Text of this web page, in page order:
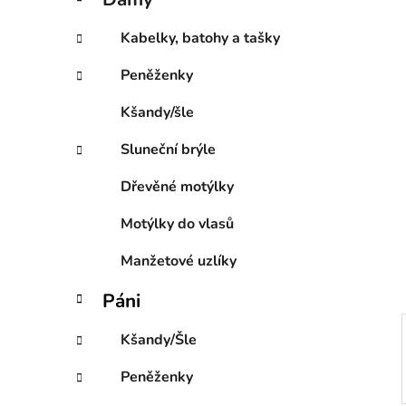
p
a
e
e
o
i
Kabelky, batohy a tašky
Peněženky
Kšandy/šle
Sluneční brýle
Dřevěné motýlky
Motýlky do vlasů
Manžetové uzlíky
Páni
Kšandy/Šle
Peněženky